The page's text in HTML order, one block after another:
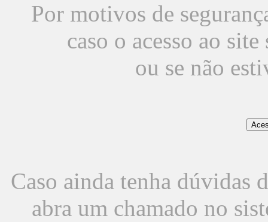
Por motivos de
caso o acesso ao
ou se não
Caso ainda tenha dúvidas
abra um chamado no